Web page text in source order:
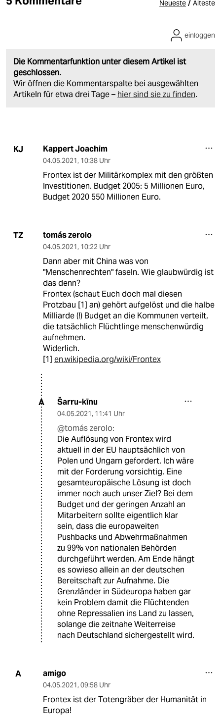
Neueste / Älteste
Die Kommentarfunktion unter diesem Artikel ist
geschlossen.
Wir öffnen die Kommentarspalte bei ausgewählten
Artikeln für etwa drei Tage – hier sind sie zu finden.
einloggen
KJ Kappert Joachim
04.05.2021, 10:38 Uhr
Frontex ist der Militärkomplex mit den größten
Investitionen. Budget 2005: 5 Millionen Euro,
Budget 2020 550 Millionen Euro.
TZ tomás zerolo
04.05.2021, 10:22 Uhr
Dann aber mit China was von
"Menschenrechten" faseln. Wie glaubwürdig ist
das denn?
Frontex (schaut Euch doch mal diesen
Protzbau [1] an) gehört aufgelöst und die halbe
Milliarde (!) Budget an die Kommunen verteilt,
die tatsächlich Flüchtlinge menschenwürdig
aufnehmen.
Widerlich.
[1] en.wikipedia.org/wiki/Frontex
A Šarru-kīnu
04.05.2021, 11:41 Uhr
@tomás zerolo:
Die Auflösung von Frontex wird
aktuell in der EU hauptsächlich von
Polen und Ungarn gefordert. Ich wäre
mit der Forderung vorsichtig. Eine
gesamteuropäische Lösung ist doch
immer noch auch unser Ziel? Bei dem
Budget und der geringen Anzahl an
Mitarbeitern sollte eigentlich klar
sein, dass die europaweiten
Pushbacks und Abwehrmaßnahmen
zu 99% von nationalen Behörden
durchgeführt werden. Am Ende hängt
es sowieso allein an der deutschen
Bereitschaft zur Aufnahme. Die
Grenzländer in Südeuropa haben gar
kein Problem damit die Flüchtenden
ohne Repressalien ins Land zu lassen,
solange die zeitnahe Weiterreise
nach Deutschland sichergestellt wird.
A amigo
04.05.2021, 09:58 Uhr
Frontex ist der Totengräber der Humanität in
Europa!